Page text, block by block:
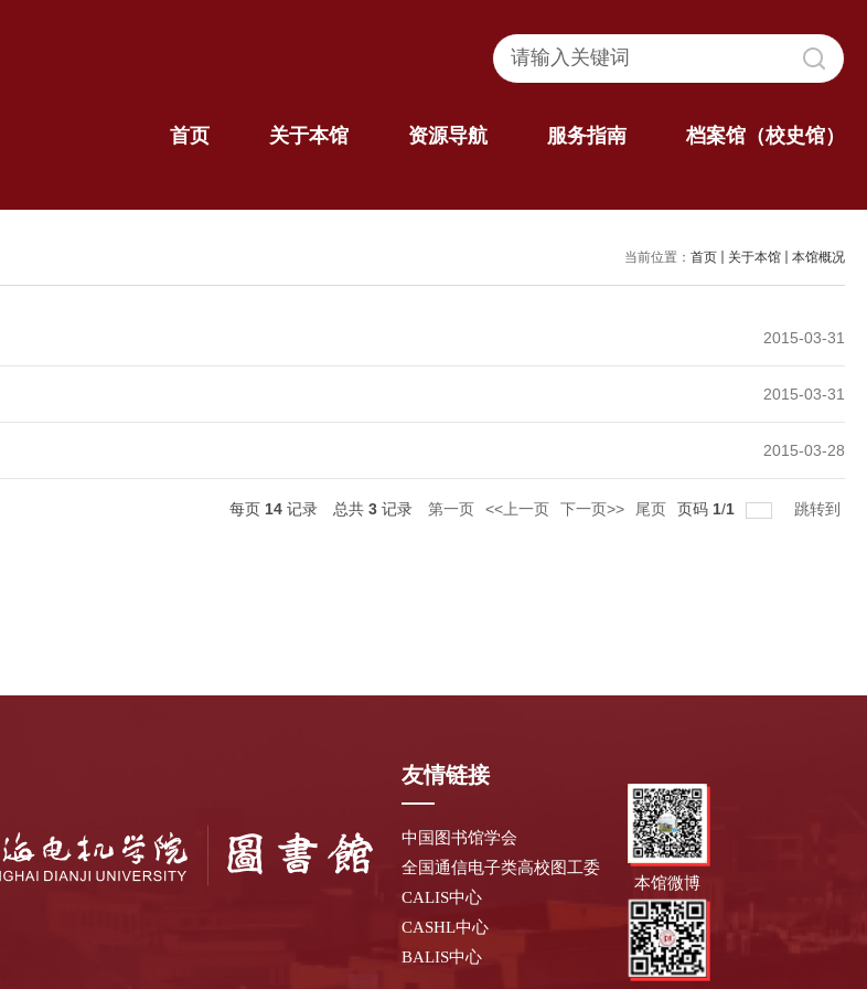
首页 关于本馆 资源导航 服务指南 档案馆（校史馆）
当前位置： 首页 关于本馆 本馆概况
2015-03-31
2015-03-31
2015-03-28
每页 14 记录 总共 3 记录 第一页 <<上一页 下一页>> 尾页 页码 1/1 跳转到
友情链接
中国图书馆学会
全国通信电子类高校图工委
CALIS中心
CASHL中心
BALIS中心
本馆微博